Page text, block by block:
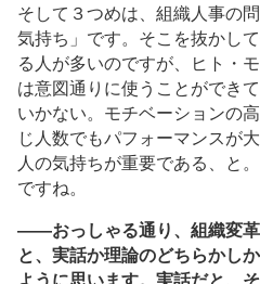
そして３つめは、組織人事の
気持ち」です。そこを抜かし
る人が多いのですが、ヒト・
は意図通りに使うことができ
いかない。モチベーションの
じ人数でもパフォーマンスが
人の気持ちが重要である、と
ですね。
――おっしゃる通り、組織変
と、実話か理論のどちらかし